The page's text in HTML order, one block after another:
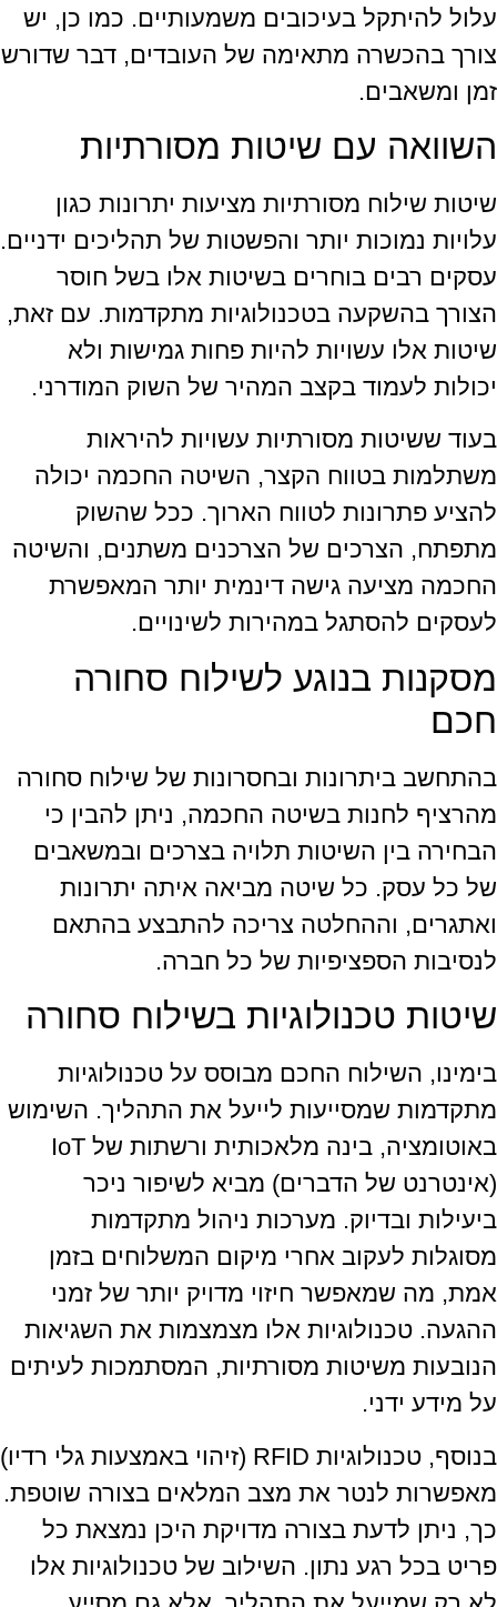
עלול להיתקל בעיכובים משמעותיים. כמו כן, יש
צורך בהכשרה מתאימה של העובדים, דבר שדורש
זמן ומשאבים.
השוואה עם שיטות מסורתיות
שיטות שילוח מסורתיות מציעות יתרונות כגון
עלויות נמוכות יותר והפשטות של תהליכים ידניים.
עסקים רבים בוחרים בשיטות אלו בשל חוסר
הצורך בהשקעה בטכנולוגיות מתקדמות. עם זאת,
שיטות אלו עשויות להיות פחות גמישות ולא
יכולות לעמוד בקצב המהיר של השוק המודרני.
בעוד ששיטות מסורתיות עשויות להיראות
משתלמות בטווח הקצר, השיטה החכמה יכולה
להציע פתרונות לטווח הארוך. ככל שהשוק
מתפתח, הצרכים של הצרכנים משתנים, והשיטה
החכמה מציעה גישה דינמית יותר המאפשרת
לעסקים להסתגל במהירות לשינויים.
מסקנות בנוגע לשילוח סחורה
חכם
בהתחשב ביתרונות ובחסרונות של שילוח סחורה
מהרציף לחנות בשיטה החכמה, ניתן להבין כי
הבחירה בין השיטות תלויה בצרכים ובמשאבים
של כל עסק. כל שיטה מביאה איתה יתרונות
ואתגרים, וההחלטה צריכה להתבצע בהתאם
לנסיבות הספציפיות של כל חברה.
שיטות טכנולוגיות בשילוח סחורה
בימינו, השילוח החכם מבוסס על טכנולוגיות
מתקדמות שמסייעות לייעל את התהליך. השימוש
באוטומציה, בינה מלאכותית ורשתות של IoT
(אינטרנט של הדברים) מביא לשיפור ניכר
ביעילות ובדיוק. מערכות ניהול מתקדמות
מסוגלות לעקוב אחרי מיקום המשלוחים בזמן
אמת, מה שמאפשר חיזוי מדויק יותר של זמני
ההגעה. טכנולוגיות אלו מצמצמות את השגיאות
הנובעות משיטות מסורתיות, המסתמכות לעיתים
על מידע ידני.
בנוסף, טכנולוגיות RFID (זיהוי באמצעות גלי רדיו)
מאפשרות לנטר את מצב המלאים בצורה שוטפת.
כך, ניתן לדעת בצורה מדויקת היכן נמצאת כל
פריט בכל רגע נתון. השילוב של טכנולוגיות אלו